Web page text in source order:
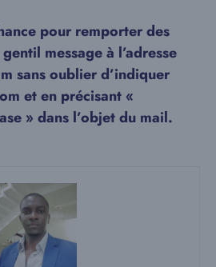
pour remporter des
message à l’adresse
sans oublier d’indiquer
et en précisant «
» dans l’objet du mail.